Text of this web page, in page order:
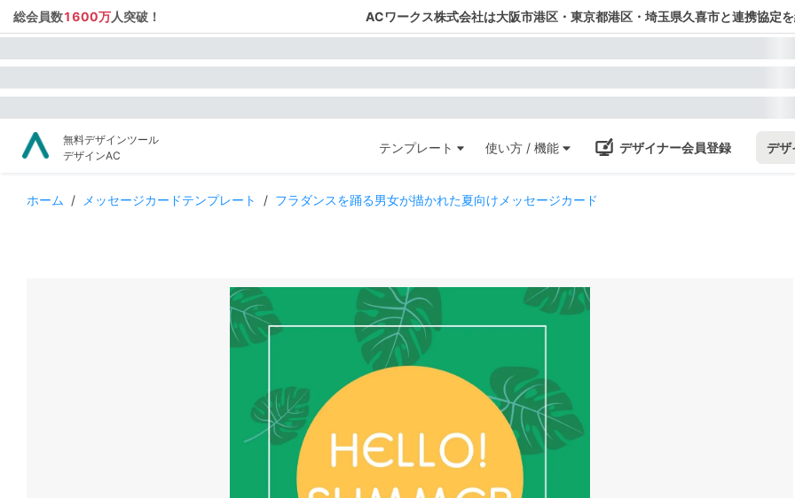
総会員数1600万人突破！ ACワークス株式会社は大阪市港区・東京都港区・埼玉県久喜市と連携協定
無料デザインツール
デザインAC
テンプレート 使い方 / 機能 デザイナー会員登録 デザ
ホーム / メッセージカードテンプレート / フラダンスを踊る男女が描かれた夏向けメッセージカード